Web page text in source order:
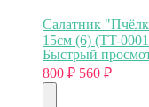
Салатник
15см (6) (TT-
Быстрый
800 ₽ 560 ₽